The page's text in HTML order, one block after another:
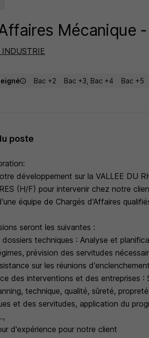
Mécanique
INDUSTRIE
Bac +2 Bac +3, Bac +4 Bac +5
poste
développement sur la VALLEE DU
(H/F) pour intervenir chez notre
équipe de Chargés d'Affaires
seront les suivantes :
techniques : Analyse et
prévision des servitudes
sur les réunions
des interventions et des entreprises :
technique, qualité, sûreté,
et des servitudes, application du
d'expérience pour notre client